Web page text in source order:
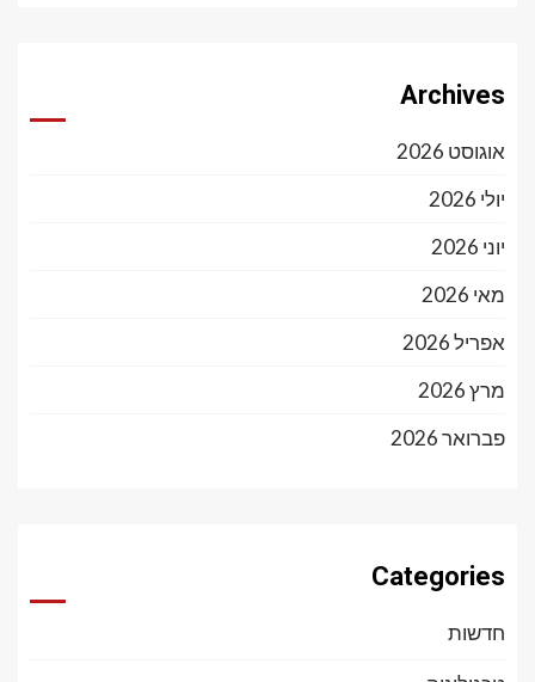
Archives
אוגוסט 2026
יולי 2026
יוני 2026
מאי 2026
אפריל 2026
מרץ 2026
פברואר 2026
Categories
חדשות